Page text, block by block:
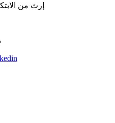
إرث من